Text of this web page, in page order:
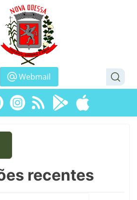
Webmail
recentes